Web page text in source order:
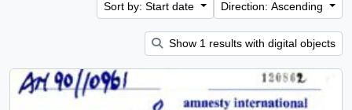
Sort by: Start date
Direction: Ascending
Show 1 results with digital objects